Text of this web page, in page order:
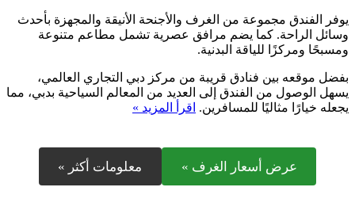
يوفر الفندق مجموعة من الغرف والأجنحة الأنيقة والمجهزة بأحدث
وسائل الراحة. كما يضم مرافق عصرية تشمل مطاعم متنوعة
ومسبحًا ومركزًا للياقة البدنية.
بفضل موقعه بين فنادق قريبة من مركز دبي التجاري العالمي،
يسهل الوصول من الفندق إلى العديد من المعالم السياحية بدبي، مما
يجعله خيارًا مثاليًا للمسافرين. اقرأ المزيد »
عرض أسعار الغرف » معلومات أكثر »